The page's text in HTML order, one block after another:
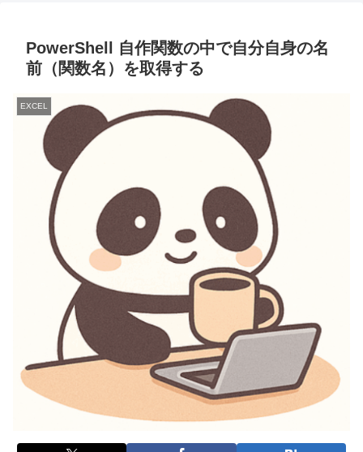
PowerShell 自作関数の中で自分自身の名
前（関数名）を取得する
EXCEL